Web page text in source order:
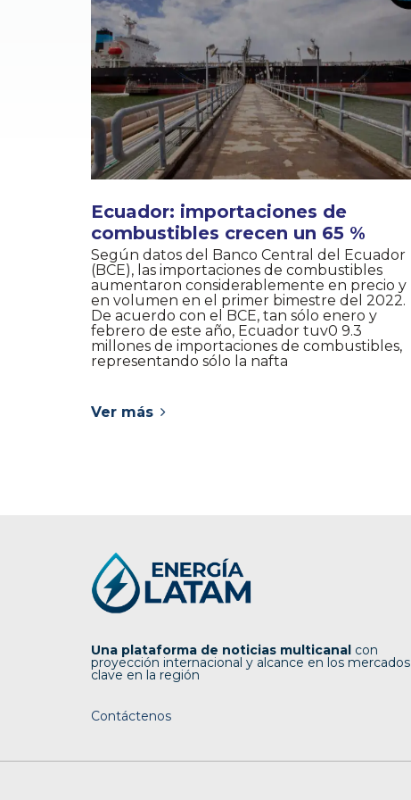
Ecuador: importaciones de
combustibles crecen un 65 %
Según datos del Banco Central del Ecuador
(BCE), las importaciones de combustibles
aumentaron considerablemente en precio y
en volumen en el primer bimestre del 2022.
De acuerdo con el BCE, tan sólo enero y
febrero de este año, Ecuador tuv0 9.3
millones de importaciones de combustibles,
representando sólo la nafta
Ver más
Una plataforma de noticias multicanal con
proyección internacional y alcance en los mercados
clave en la región
Contáctenos